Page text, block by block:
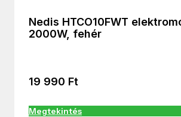
Nedis HTCO10FWT
2000W, fehér
19 990 Ft
Megtekintés